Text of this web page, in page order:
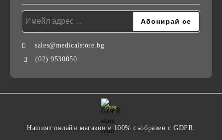
sales@medicalstore.bg
(02) 9530050
GDPR
Нашият онлайн магазин е 100% съобразен с GDPR.